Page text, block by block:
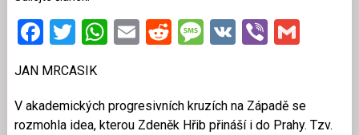
Facebook
Twitter
WhatsApp
EmailRedditMessage
VKViber
JAN MRCASIK
V akademických progresivních kruzích na Západě se
rozmohla idea, kterou Zdeněk Hřib přináší i do Prahy. Tzv.